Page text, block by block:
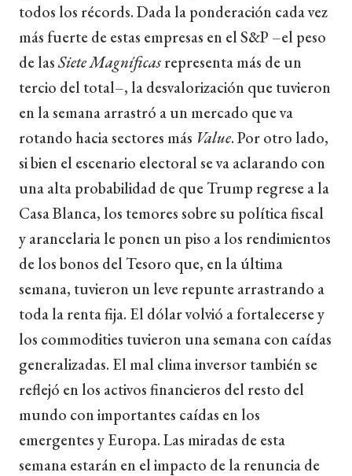
todos los récords. Dada la ponderación cada vez
más fuerte de estas empresas en el S&P –el peso
de lasSiete Magníficasrepresenta más de un
tercio del total–, la desvalorización que tuvieron
en la semana arrastró a un mercado que va
rotando hacia sectores más Value. Por otro lado,
si bien el escenario electoral se va aclarando con
una alta probabilidad de que Trump regrese a la
Casa Blanca, los temores sobre su política fiscal
y arancelaria le ponen un piso a los rendimientos
de los bonos del Tesoro que, en la última
semana, tuvieron un leve repunte arrastrando a
toda la renta fija. El dólar volvió a fortalecerse y
los commodities tuvieron una semana con caídas
generalizadas. El mal clima inversor también se
reflejó en los activos financieros del resto del
mundo con importantes caídas en los
emergentes y Europa. Las miradas de esta
semana estarán en el impacto de la renuncia de